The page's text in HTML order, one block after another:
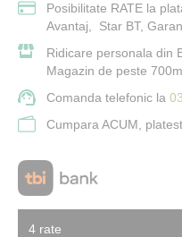
Posibilitate RATE la
Avantaj, Star BT,
Ridicare personala din
Magazin de peste
Comanda telefonic la
Cumpara ACUM,
4 rate